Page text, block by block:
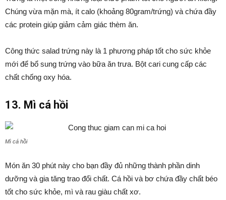
Chúng vừa mặn mà, ít calo (khoảng 80gram/trứng) và chứa đầy
các protein giúp giảm cảm giác thèm ăn.
Công thức salad trứng này là 1 phương pháp tốt cho sức khỏe
mới để bổ sung trứng vào bữa ăn trưa. Bột cari cung cấp các
chất chống oxy hóa.
13. Mì cá hồi
Mì cá hồi
Món ăn 30 phút này cho bạn đầy đủ những thành phần dinh
dưỡng và gia tăng trao đổi chất. Cá hồi và bơ chứa đầy chất béo
tốt cho sức khỏe, mì và rau giàu chất xơ.